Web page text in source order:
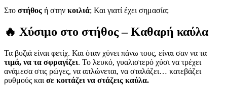
Στο στήθος ή στην κοιλιά; Και γιατί έχει σημασία;
🔥 Χύσιμο στο στήθος – Καθαρή καύλα
Τα βυζιά είναι φετίχ. Και όταν χύνει πάνω τους, είναι σαν να τα
τιμά, να τα σφραγίζει. Το λευκό, γυαλιστερό χύσι να τρέχει
ανάμεσα στις ρώγες, να απλώνεται, να σταλάζει… κατεβάζει
ρυθμούς και σε κοιτάζει να στάζεις καύλα.